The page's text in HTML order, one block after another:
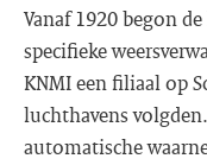
Vanaf 1920 begon
specifieke
KNMI een filiaal op
luchthavens
automatische